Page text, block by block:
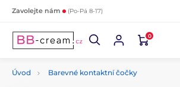
Zavolejte nám (Po-Pá 8-17)
0
Úvod Barevné kontaktní čočky